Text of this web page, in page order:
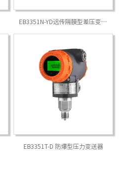
EB3351N-YD远传隔膜型差压变送
EB3351T-D 防爆型压力变送器
EBTS101通用型温度传感器/变送器
EBUHC磁翻板液位计
EBRD10超声波物/液位计
EBLG节流装置
LS01流量开关